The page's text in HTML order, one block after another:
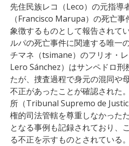
先住民族レコ（Leco）の元指導
（Francisco Marupa）の死亡
象徴するものとして報告されて
ルパの死亡事件に関連する唯一
チマネ（tsimane）のフリオ・
Lero Sánchez）はサンペドロ刑
たが、捜査過程で身元の混同や
不正があったことが確認された
所（Tribunal Supremo de
権的司法管轄を尊重しなかった
となる事例も記録されており、
る不正を示すものとされている。